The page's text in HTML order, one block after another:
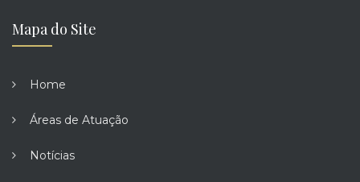
Mapa do Site
Home
Áreas de Atuação
Notícias